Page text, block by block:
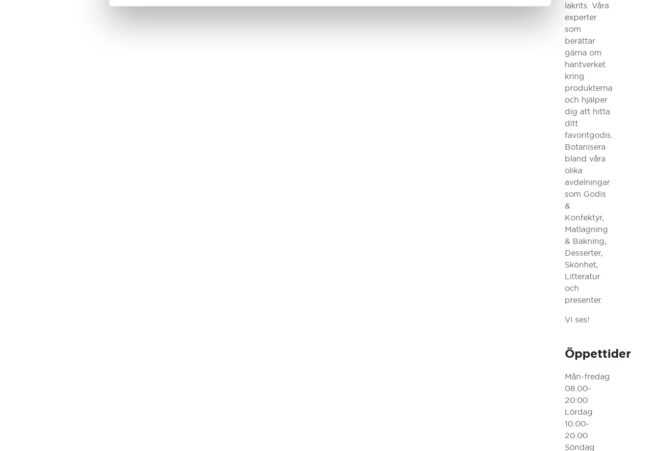
lakrits. Våra
experter
som
berättar
gärna om
hantverket
kring
produkterna
och hjälper
dig att hitta
ditt
favoritgodis.
Botanisera
bland våra
olika
avdelningar
som Godis
&
Konfektyr,
Matlagning
& Bakning,
Desserter,
Skönhet,
Litteratur
och
presenter.
Vi ses!
Öppettider
Mån-fredag
08.00-
20:00
Lördag
10.00-
20.00
Söndag